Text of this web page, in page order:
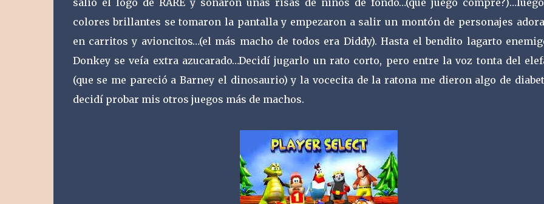
salió el logo de RARE y sonaron unas risas de niños de fondo…(qué juego
colores brillantes se tomaron la pantalla y empezaron a salir un montón de personajes
en carritos y avioncitos…(el más macho de todos era Diddy). Hasta el bendito lagarto
Donkey se veía extra azucarado…Decidí jugarlo un rato corto, pero entre la voz tonta del
(que se me pareció a Barney el dinosaurio) y la vocecita de la ratona me dieron algo de
decidí probar mis otros juegos más de machos.